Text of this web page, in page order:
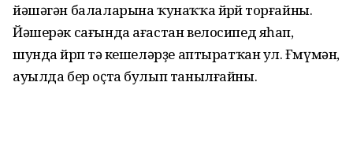
йәшәгән балаларына ҡунаҡҡа йөрөй торғайны.
Йәшерәк сағында ағастан велосипед яһап,
шунда йөрөп тә кешеләрҙе аптыратҡан ул. Ғөмүмән,
ауылда бер оҫта булып танылғайны.